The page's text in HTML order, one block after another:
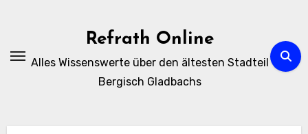
Refrath Online
Alles Wissenswerte über den ältesten Stadteil
Bergisch Gladbachs